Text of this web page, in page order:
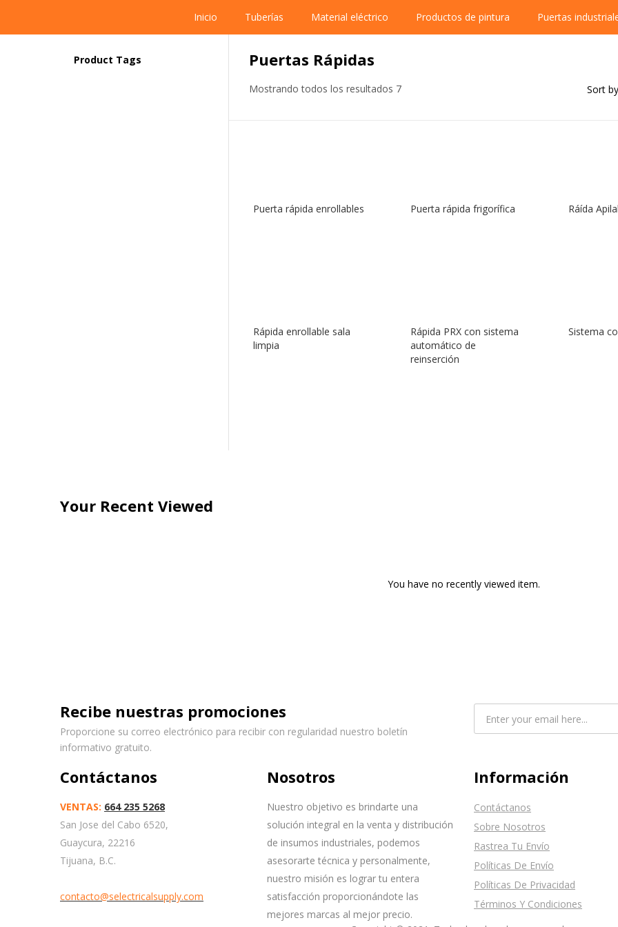
Inicio Tuberías Material eléctrico Productos de pintura Puertas
Product Tags Puertas Rápidas
Mostrando todos los resultados 7 Sort
Puerta rápida enrollables Puerta rápida frigorífica Ráída
Rápida enrollable sala
limpia
Rápida PRX con sistema
automático de
reinserción
Sistema
Your Recent Viewed
You have no recently viewed item.
Recibe nuestras promociones
Proporcione su correo electrónico para recibir con regularidad nuestro boletín
informativo gratuito.
Contáctanos
VENTAS: 664 235 5268
San Jose del Cabo 6520,
Guaycura, 22216
Tijuana, B.C.
contacto@selectricalsupply.com
Nosotros
Nuestro objetivo es brindarte una
solución integral en la venta y distribución
de insumos industriales, podemos
asesorarte técnica y personalmente,
nuestro misión es lograr tu entera
satisfacción proporcionándote las
mejores marcas al mejor precio.
Información
Contáctanos
Sobre Nosotros
Rastrea Tu Envío
Políticas De Envío
Políticas De Privacidad
Términos Y Condiciones